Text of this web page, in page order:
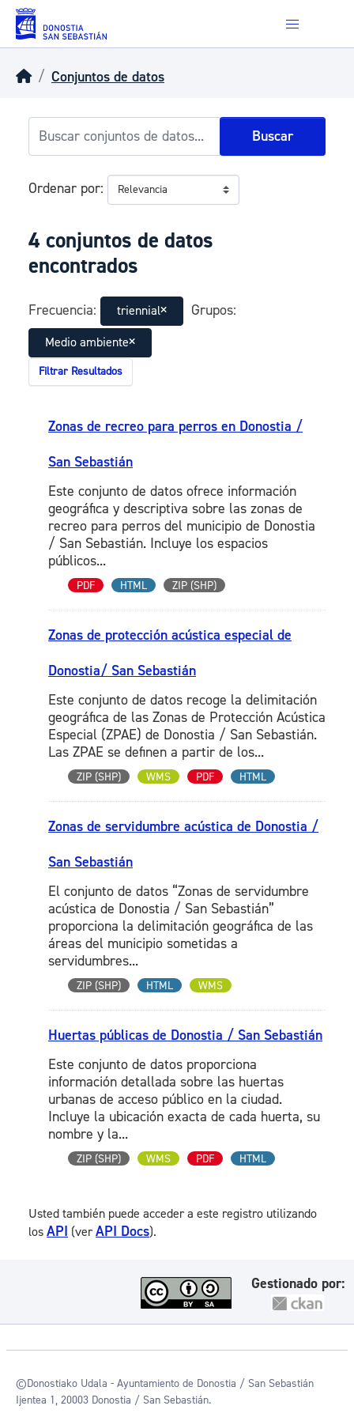
Skip to main content
Conjuntos de datos
Buscar
Ordenar por
4 conjuntos de datos
encontrados
Frecuencia: triennial Grupos:
Medio ambiente
Filtrar Resultados
Zonas de recreo para perros en Donostia /
San Sebastián
Este conjunto de datos ofrece información
geográfica y descriptiva sobre las zonas de
recreo para perros del municipio de Donostia
/ San Sebastián. Incluye los espacios
públicos...
PDF HTML ZIP (SHP)
Zonas de protección acústica especial de
Donostia/ San Sebastián
Este conjunto de datos recoge la delimitación
geográfica de las Zonas de Protección Acústica
Especial (ZPAE) de Donostia / San Sebastián.
Las ZPAE se definen a partir de los...
ZIP (SHP) WMS PDF HTML
Zonas de servidumbre acústica de Donostia /
San Sebastián
El conjunto de datos “Zonas de servidumbre
acústica de Donostia / San Sebastián”
proporciona la delimitación geográfica de las
áreas del municipio sometidas a
servidumbres...
ZIP (SHP) HTML WMS
Huertas públicas de Donostia / San Sebastián
Este conjunto de datos proporciona
información detallada sobre las huertas
urbanas de acceso público en la ciudad.
Incluye la ubicación exacta de cada huerta, su
nombre y la...
ZIP (SHP) WMS PDF HTML
Usted también puede acceder a este registro utilizando
los API (verAPI Docs).
Gestionado por:
©Donostiako Udala - Ayuntamiento de Donostia / San Sebastián
Ijentea 1, 20003 Donostia / San Sebastián.